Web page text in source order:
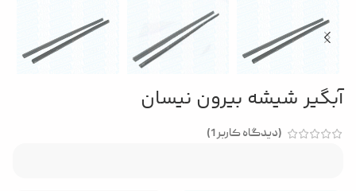
آبگیر شیشه بیرون نیسان
(دیدگاه کاربر1
)